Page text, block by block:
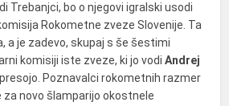
Trebanjci, bo o njegovi igralski usodi
Rokometne zveze Slovenije. Ta
a je zadevo, skupaj s še šestimi
komisiji iste zveze, ki jo vodiAndrej
Poznavalci rokometnih razmer
za novo šlamparijo okostnele